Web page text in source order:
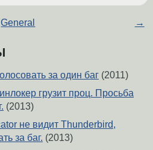
General →
за один баг (2011)
грузит проц. Просьба
(2013)
не видит Thunderbird,
за баг. (2013)